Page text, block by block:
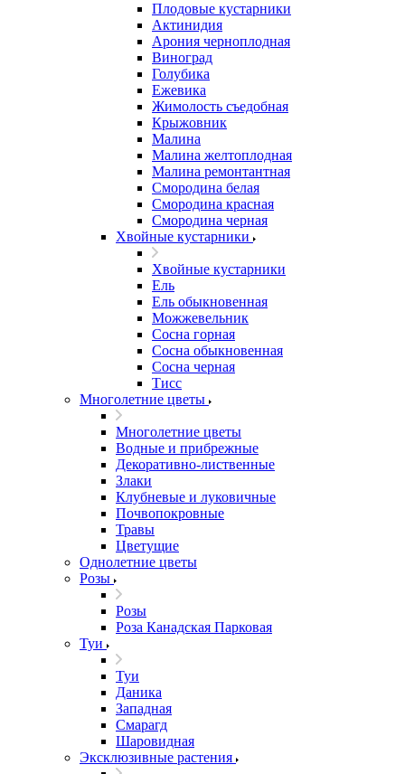
Плодовые кустарники
Актинидия
Арония черноплодная
Виноград
Голубика
Ежевика
Жимолость съедобная
Крыжовник
Малина
Малина желтоплодная
Малина ремонтантная
Смородина белая
Смородина красная
Смородина черная
Хвойные кустарники
Хвойные кустарники
Ель
Ель обыкновенная
Можжевельник
Сосна горная
Сосна обыкновенная
Сосна черная
Тисс
Многолетние цветы
Многолетние цветы
Водные и прибрежные
Декоративно-лиственные
Злаки
Клубневые и луковичные
Почвопокровные
Травы
Цветущие
Однолетние цветы
Розы
Розы
Роза Канадская Парковая
Туи
Туи
Даника
Западная
Смарагд
Шаровидная
Эксклюзивные растения